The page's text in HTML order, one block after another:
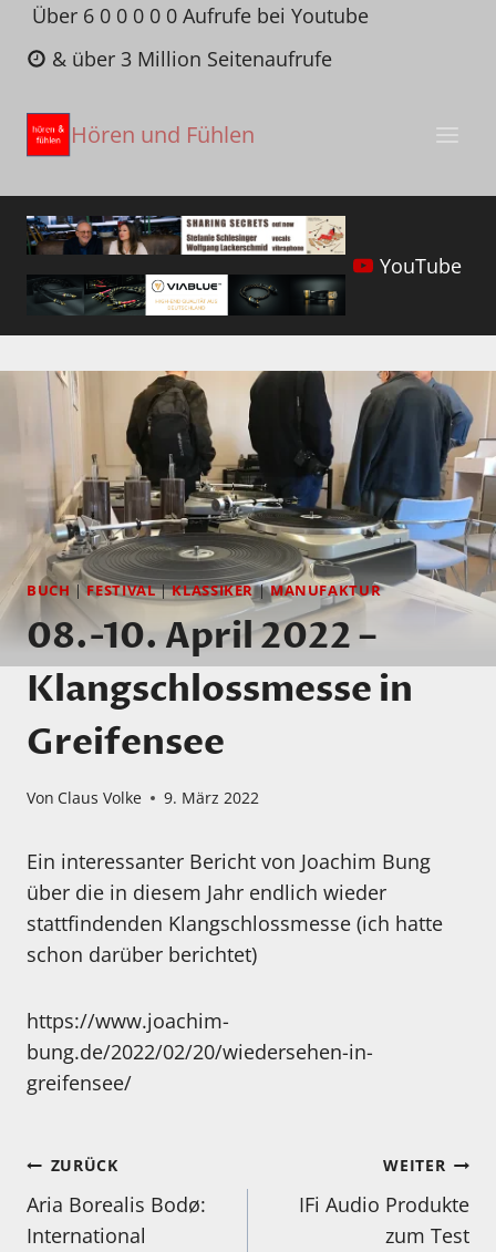
Zum
Inhalt
springen
Über 6 0 0 0 0 0 Aufrufe bei Youtube
& über 3 Million Seitenaufrufe
Hören und Fühlen
YouTube
BUCH |FESTIVAL|KLASSIKER|MANUFAKTUR
08.-10. April 2022 –
Klangschlossmesse in
Greifensee
Von Claus Volke 9. März 2022
Ein interessanter Bericht von Joachim Bung
über die in diesem Jahr endlich wieder
stattfindenden Klangschlossmesse (ich hatte
schon darüber berichtet)
https://www.joachim-
bung.de/2022/02/20/wiedersehen-in-
greifensee/
Beitragsnavigation
ZURÜCK
Aria Borealis Bodø:
International
WEITER
IFi Audio Produkte
zum Test